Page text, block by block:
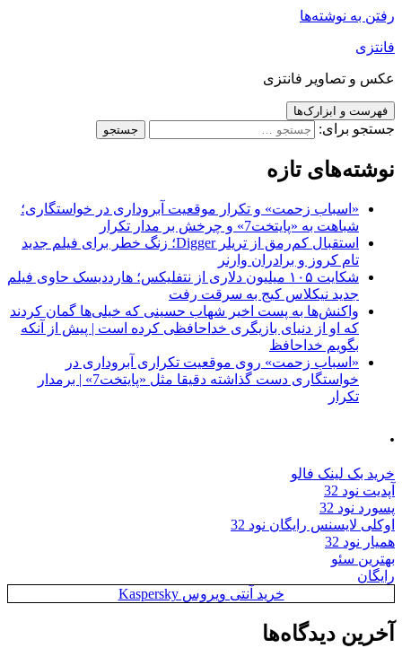
رفتن به نوشته‌ها
فانتزی
عکس و تصاویر فانتزی
فهرست و ابزارک‌ها
جستجو برای:
نوشته‌های تازه
«اسباب زحمت» و تکرار موقعیت آبروداری در خواستگاری؛
شباهت به «پایتخت7» و چرخش بر مدار تکرار
استقبال کم‌رمق از تریلر Digger؛ زنگ خطر برای فیلم جدید
تام کروز و برادران وارنر
شکایت ۱۰۵ میلیون دلاری از نتفلیکس؛ هارددیسک حاوی فیلم
جدید نیکلاس کیج به سرقت رفت
واکنش‌ها به پست اخیر شهاب حسینی که خیلی‌ها گمان کردند
که او از دنیای بازیگری خداحافظی کرده است | پیش از آنکه
بگویم خداحافظ
«اسباب زحمت» روی موقعیت تکراری آبروداری در
خواستگاری دست گذاشته دقیقا مثل «پایتخت7» | برمدار
تکرار
.
خرید بک لینک فالو
آپدیت نود 32
پسورد نود 32
اوکلی لایسنس رایگان نود 32
همیار نود 32
بهترین سئو
رایگان
خرید آنتی ویروس Kaspersky
آخرین دیدگاه‌ها